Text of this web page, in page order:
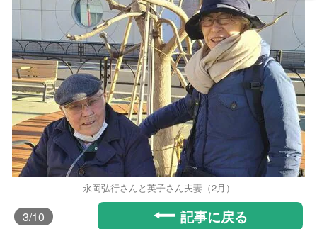
永岡弘行さんと英子さん夫妻（2月）
3/10 記事に戻る